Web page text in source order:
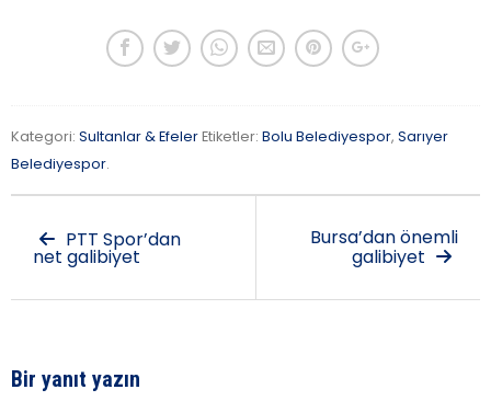
Kategori: Sultanlar & EfelerEtiketler: Bolu Belediyespor, Sarıyer
Belediyespor.
PTT Spor’dan
net galibiyet
Bursa’dan önemli
galibiyet
Bir yanıt yazın